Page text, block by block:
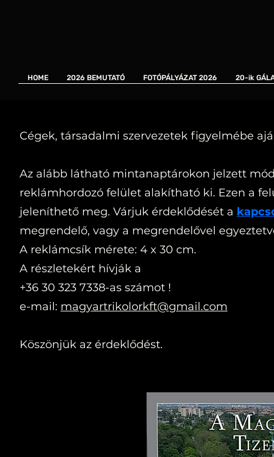
HOME 2026 BEMUTATÓ FOTÓPÁLYÁZAT 2026 20-ik
Cégek, társadalmi szervezetek figyelmébe
Az alább látható mintanaptárokon jelzett
reklámhordozó felület alakítható ki. Ezen a
jeleníthető meg. Várjuk érdeklődését a
megrendelő, vagy a megrendelővel
A reklámcsík mérete: 4 x 30 cm.
A részletekért hívják a
+36 30 323 7338-as számot !
e-mail: magyartrikolorkft@gmail.com
Köszönjük az érdeklődést.